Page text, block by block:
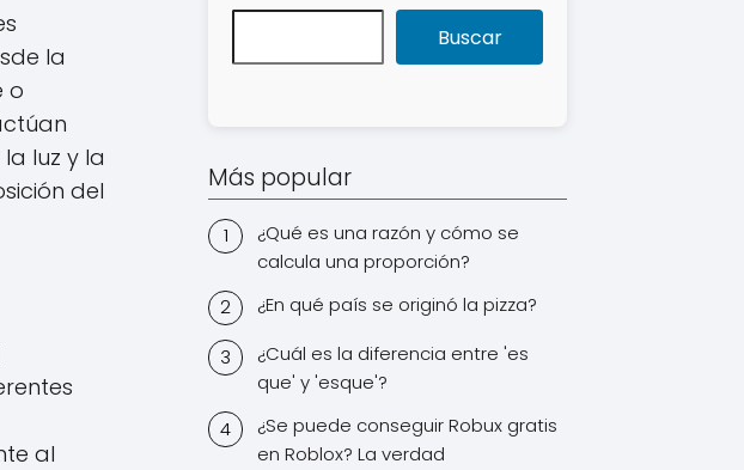
la
o
luz y la
del
al
Buscar
Más popular
¿Qué es una razón y cómo se
calcula una proporción?
¿En qué país se originó la pizza?
¿Cuál es la diferencia entre 'es
que' y 'esque'?
¿Se puede conseguir Robux gratis
en Roblox? La verdad